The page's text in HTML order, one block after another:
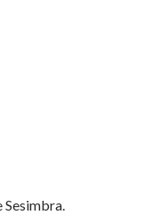
Sesimbra.